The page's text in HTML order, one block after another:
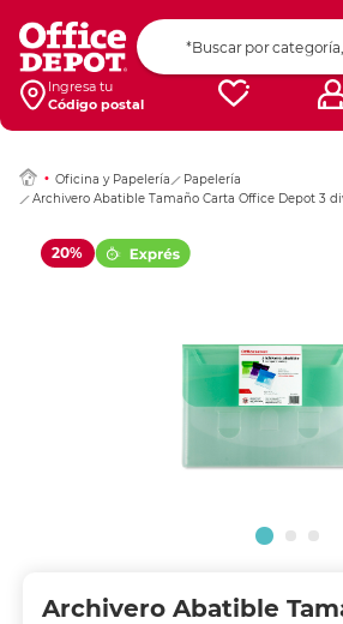
Ingresa tu
Código postal
Oficina y Papelería
Papelería
Archivero Abatible Tamaño Carta Office Depot 3
20%
Archivero Abatible